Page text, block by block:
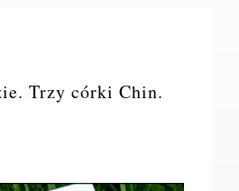
Trzy córki Chin.